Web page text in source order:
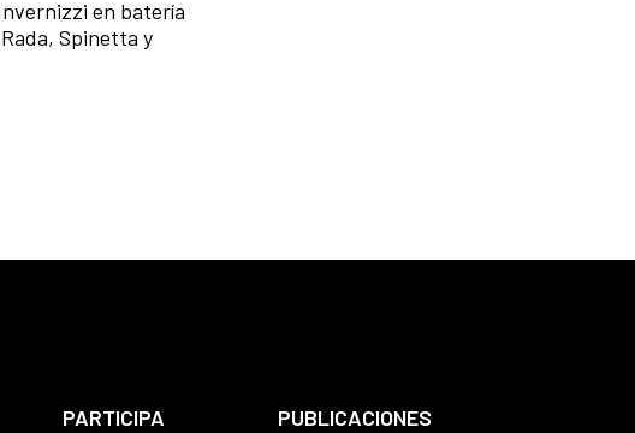
en batería
Spinetta y
PARTICIPA
PUBLICACIONES